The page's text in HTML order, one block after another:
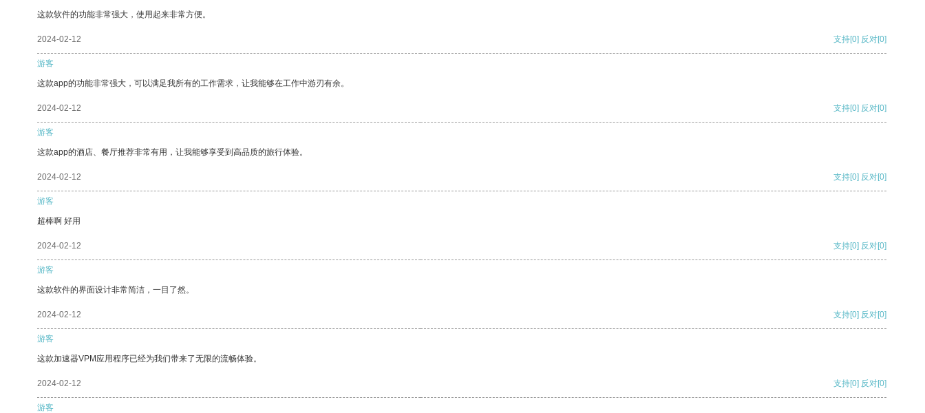
这款软件的功能非常强大，使用起来非常方便。
2024-02-12 支持[0] 反对[0]
游客
这款app的功能非常强大，可以满足我所有的工作需求，让我能够在工作中游刃有余。
2024-02-12 支持[0] 反对[0]
游客
这款app的酒店、餐厅推荐非常有用，让我能够享受到高品质的旅行体验。
2024-02-12 支持[0] 反对[0]
游客
超棒啊 好用
2024-02-12 支持[0] 反对[0]
游客
这款软件的界面设计非常简洁，一目了然。
2024-02-12 支持[0] 反对[0]
游客
这款加速器VPM应用程序已经为我们带来了无限的流畅体验。
2024-02-12 支持[0] 反对[0]
游客